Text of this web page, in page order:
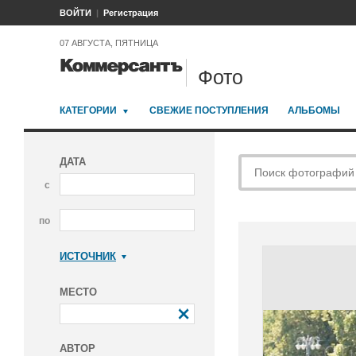
ВОЙТИ Регистрация
07 АВГУСТА, ПЯТНИЦА
Фото
КАТЕГОРИИ СВЕЖИЕ ПОСТУПЛЕНИЯ АЛЬБОМЫ
ДАТА
с
по
ИСТОЧНИК
МЕСТО
АВТОР